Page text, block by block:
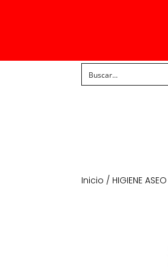
Inicio / HIGIENE ASEO